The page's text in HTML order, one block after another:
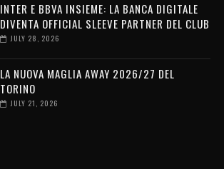
INTER E BBVA INSIEME: LA BANCA DIGITALE
DIVENTA OFFICIAL SLEEVE PARTNER DEL CLUB
JULY 28, 2026
LA NUOVA MAGLIA AWAY 2026/27 DEL
TORINO
JULY 21, 2026